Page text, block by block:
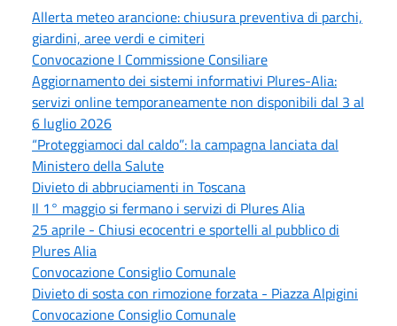
Allerta meteo arancione: chiusura preventiva di parchi,
giardini, aree verdi e cimiteri
Convocazione I Commissione Consiliare
Aggiornamento dei sistemi informativi Plures-Alia:
servizi online temporaneamente non disponibili dal 3 al
6 luglio 2026
“Proteggiamoci dal caldo”: la campagna lanciata dal
Ministero della Salute
Divieto di abbruciamenti in Toscana
Il 1° maggio si fermano i servizi di Plures Alia
25 aprile - Chiusi ecocentri e sportelli al pubblico di
Plures Alia
Convocazione Consiglio Comunale
Divieto di sosta con rimozione forzata - Piazza Alpigini
Convocazione Consiglio Comunale